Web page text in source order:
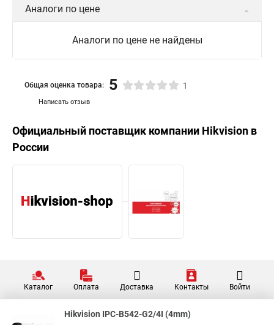
Аналоги по цене
Аналоги по цене не найдены
Написать отзыв
Общая оценка товара: 5 1
Официальный поставщик компании Hikvision в
России
Каталог Оплата Доставка Контакты Войти
Hikvision IPC-B542-G2/4I (4mm)